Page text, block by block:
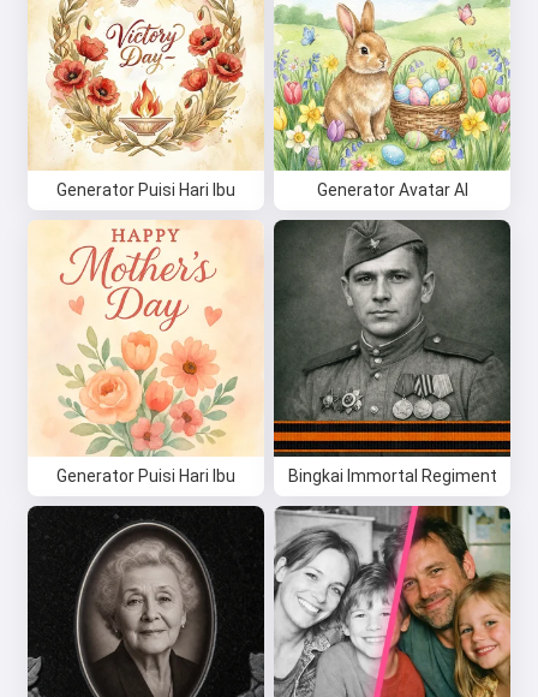
Generator Puisi Hari Ibu Generator Avatar AI
Generator Puisi Hari Ibu Bingkai Immortal Regiment